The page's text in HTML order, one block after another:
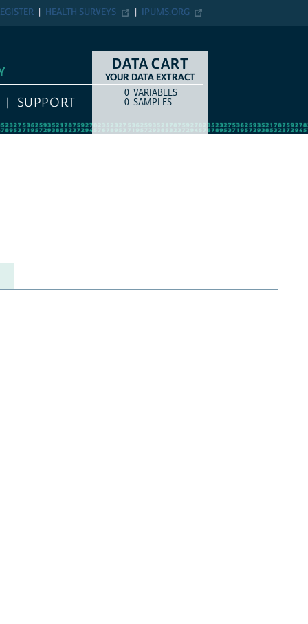
IPUMS.ORG
HEALTH SURVEYS
SUPPORT
DATA CART
YOUR DATA EXTRACT
COUNTITEM TYPE
0 VARIABLES
0 SAMPLES